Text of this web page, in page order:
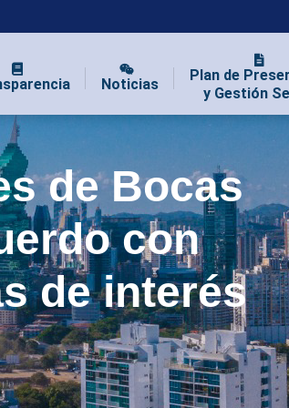
Noticias
Plan de
y Gestión
de Bocas
con
de interés